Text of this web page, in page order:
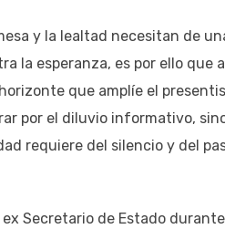
y la lealtad necesitan de
la esperanza, es por ello
que amplíe el
por el diluvio informativo,
del silencio y del paso
Secretario de Estado